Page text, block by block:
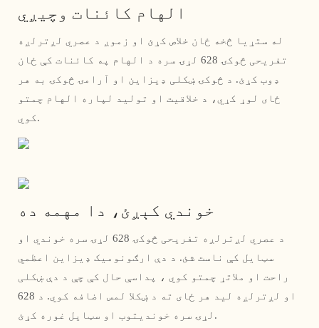
الهام کائنات وچیږي
له ستړیا څخه ځان خلاص کړئ او زموږ د عصري لږترلږه
تفریحی څوکۍ 628 لړۍ سره د الهام په کائنات کې ځان
ډوب کړئ. د څوکۍ ښکلی ډیزاین او آرامۍ څوکۍ به هر
ځای لوړ کړي، د خلاقیت او تولید لپاره الهام چمتو
کوي.
خوندي کېږئ، دا مهمه ده
د عصري لږترلږه تفریحی څوکۍ 628 لړۍ سره خوندي او
سټایل کې ناست شئ. د دې ارګونومیک ډیزاین اعظمي
راحت او ملاتړ چمتو کوي ، پداسې حال کې چې د دې ښکلی
او لږترلږه لید هر ځای ته د ښکلا لمس اضافه کوي. د 628
لړۍ سره خوندیتوب او سټایل غوره کړئ.